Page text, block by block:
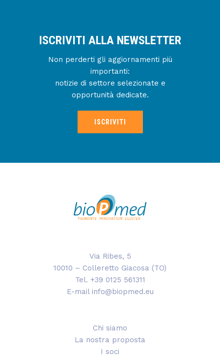
ISCRIVITI ALLA NEWSLETTER
Non perderti gli aggiornamenti più
importanti:
notizie di settore selezionate e
opportunità dedicate.
ISCRIVITI
Via Ribes, 5
10010 – Colleretto Giacosa (TO)
Tel. +39 0125 561311
E-mail info@biopmed.eu
Chi siamo
La nostra proposta
I soci